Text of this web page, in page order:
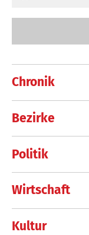
Chronik
Bezirke
Politik
Wirtschaft
Kultur